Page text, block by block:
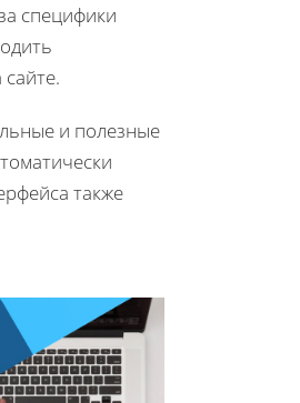
специфики
и полезные
также